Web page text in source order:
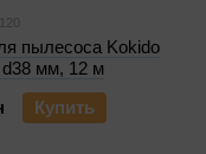
пылесоса Kokido
d38 мм, 12 м
Купить